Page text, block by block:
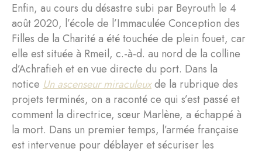
Enfin, au cours du désastre subi par Beyrouth le 4
août 2020, l’école de l’Immaculée Conception des
Filles de la Charité a été touchée de plein fouet, car
elle est située à Rmeil, c.-à-d. au nord de la colline
d’Achrafieh et en vue directe du port. Dans la
notice Un ascenseur miraculeuxde la rubrique des
projets terminés, on a raconté ce qui s’est passé et
comment la directrice, sœur Marlène, a échappé à
la mort. Dans un premier temps, l’armée française
est intervenue pour déblayer et sécuriser les